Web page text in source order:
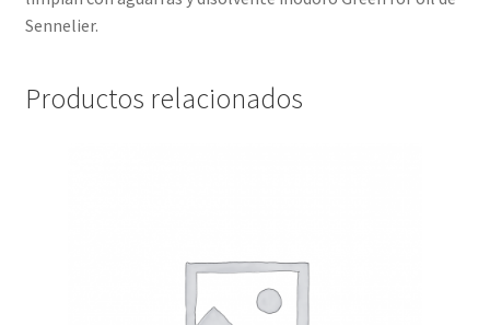
Sennelier.
Productos relacionados